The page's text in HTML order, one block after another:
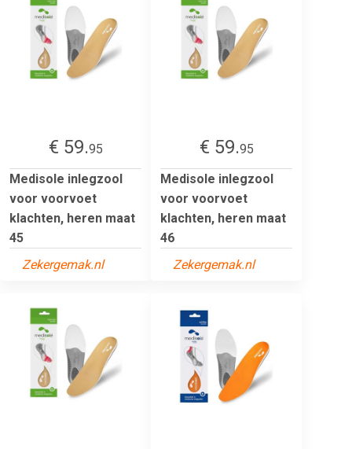
€ 59.95
Medisole inlegzool
voor voorvoet
klachten, heren maat
45
Zekergemak.nl
€ 59.95
Medisole inlegzool
voor voorvoet
klachten, heren maat
46
Zekergemak.nl